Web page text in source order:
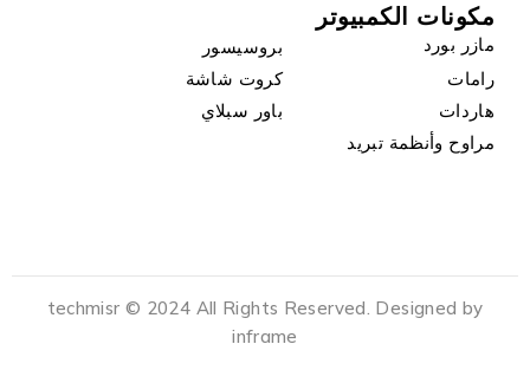
مكونات الكمبيوتر
مازر بورد
بروسيسور
رامات
كروت شاشة
هاردات
باور سبلاي
مراوح وأنظمة تبريد
techmisr © 2024 All Rights Reserved. Designed by
inframe